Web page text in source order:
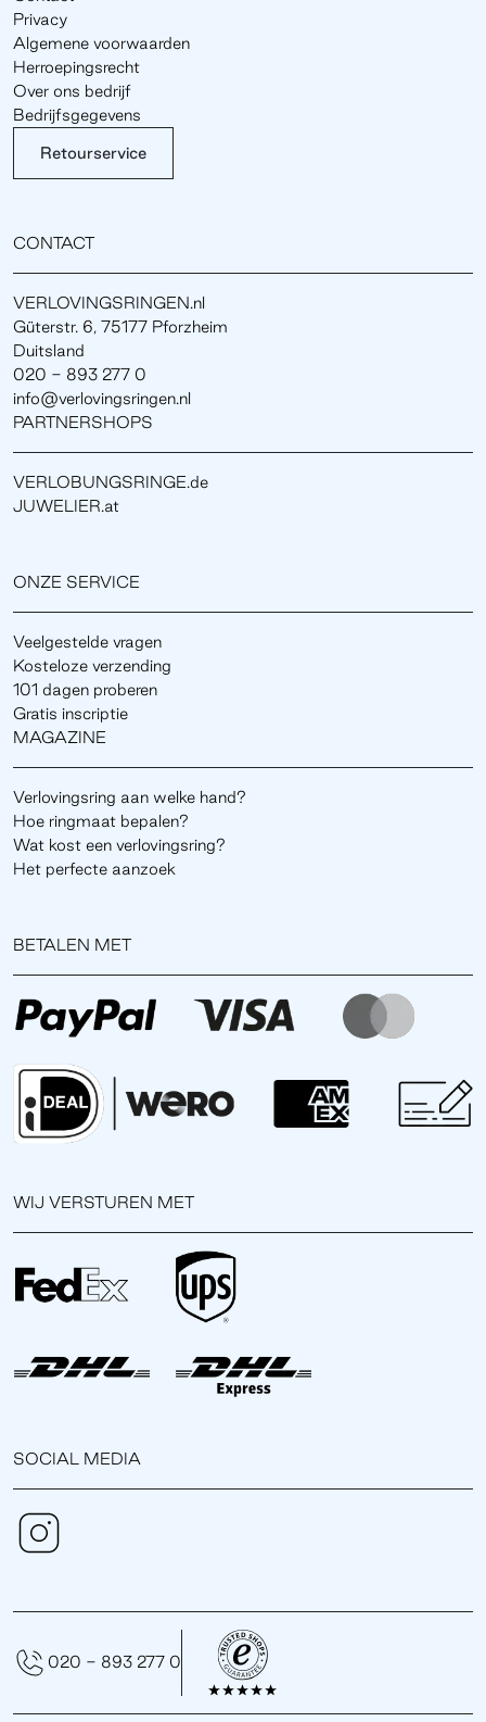
Privacy
Algemene voorwaarden
Herroepingsrecht
Over ons bedrijf
Bedrijfsgegevens
Retourservice
CONTACT
VERLOVINGSRINGEN.nl
Güterstr. 6, 75177 Pforzheim
Duitsland
020 - 893 277 0
info@verlovingsringen.nl
PARTNERSHOPS
VERLOBUNGSRINGE.de
JUWELIER.at
ONZE SERVICE
Veelgestelde vragen
Kosteloze verzending
101 dagen proberen
Gratis inscriptie
MAGAZINE
Verlovingsring aan welke hand?
Hoe ringmaat bepalen?
Wat kost een verlovingsring?
Het perfecte aanzoek
BETALEN MET
WIJ VERSTUREN MET
SOCIAL MEDIA
020 - 893 277 0